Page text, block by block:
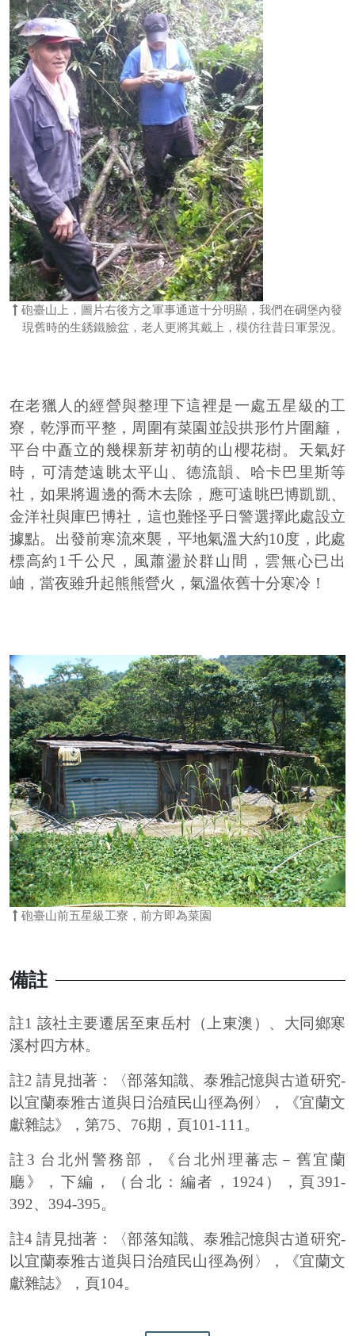
砲臺山上，圖片右後方之軍事通道十分明顯，我們在碉堡內發
現舊時的生銹鐵臉盆，老人更將其戴上，模仿往昔日軍景況。
在老獵人的經營與整理下這裡是一處五星級的工
寮，乾淨而平整，周圍有菜園並設拱形竹片圍籬，
平台中矗立的幾棵新芽初萌的山櫻花樹。天氣好
時，可清楚遠眺太平山、德流韻、哈卡巴里斯等
社，如果將週邊的喬木去除，應可遠眺巴博凱凱、
金洋社與庫巴博社，這也難怪乎日警選擇此處設立
據點。出發前寒流來襲，平地氣溫大約10度，此處
標高約1千公尺，風蕭盪於群山間，雲無心已出
岫，當夜雖升起熊熊營火，氣溫依舊十分寒冷！
砲臺山前五星級工寮，前方即為菜園
備註
註1 該社主要遷居至東岳村（上東澳）、大同鄉寒
溪村四方林。
註2 請見拙著：〈部落知識、泰雅記憶與古道研究-
以宜蘭泰雅古道與日治殖民山徑為例〉，《宜蘭文
獻雜誌》，第75、76期，頁101-111。
註3 台北州警務部，《台北州理蕃志－舊宜蘭
廳》，下編，（台北：編者，1924），頁391-
392、394-395。
註4 請見拙著：〈部落知識、泰雅記憶與古道研究-
以宜蘭泰雅古道與日治殖民山徑為例〉，《宜蘭文
獻雜誌》，頁104。